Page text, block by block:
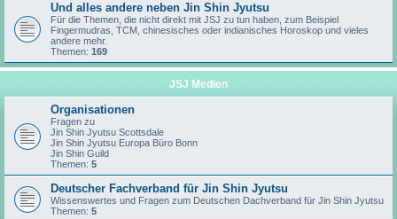
Und alles andere neben Jin Shin Jyutsu
Für die Themen, die nicht direkt mit JSJ zu tun haben, zum Beispiel
Fingermudras, TCM, chinesisches oder indianisches Horoskop und vieles
andere mehr.
Themen: 169
JSJ Medien
Organisationen
Fragen zu
Jin Shin Jyutsu Scottsdale
Jin Shin Jyutsu Europa Büro Bonn
Jin Shin Guild
Themen: 5
Deutscher Fachverband für Jin Shin Jyutsu
Wissenswertes und Fragen zum Deutschen Dachverband für Jin Shin Jyutsu
Themen: 5